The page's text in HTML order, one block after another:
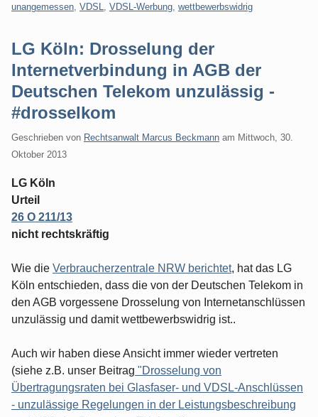
unangemessen VDSL VDSL-Werbung wettbewerbswidrig
LG Köln: Drosselung der
Internetverbindung in AGB der
Deutschen Telekom unzulässig -
#drosselkom
Geschrieben von Rechtsanwalt Marcus Beckmann am Mittwoch, 30.
Oktober 2013
LG Köln
Urteil
26 O 211/13
nicht rechtskräftig
Wie die Verbraucherzentrale NRW berichtet, hat das LG
Köln entschieden, dass die von der Deutschen Telekom in
den AGB vorgessene Drosselung von Internetanschlüssen
unzulässig und damit wettbewerbswidrig ist..
Auch wir haben diese Ansicht immer wieder vertreten
(siehe z.B. unser Beitrag "Drosselung von
Übertragungsraten bei Glasfaser- und VDSL-Anschlüssen
- unzulässige Regelungen in der Leistungsbeschreibung